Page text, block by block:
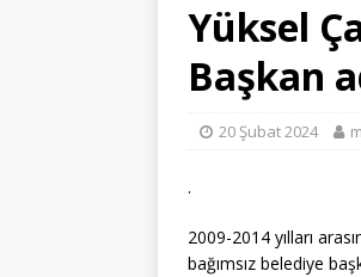
Yüksel
Başkan
20 Şubat 2024
.
2009-2014 yılları
bağımsız belediye